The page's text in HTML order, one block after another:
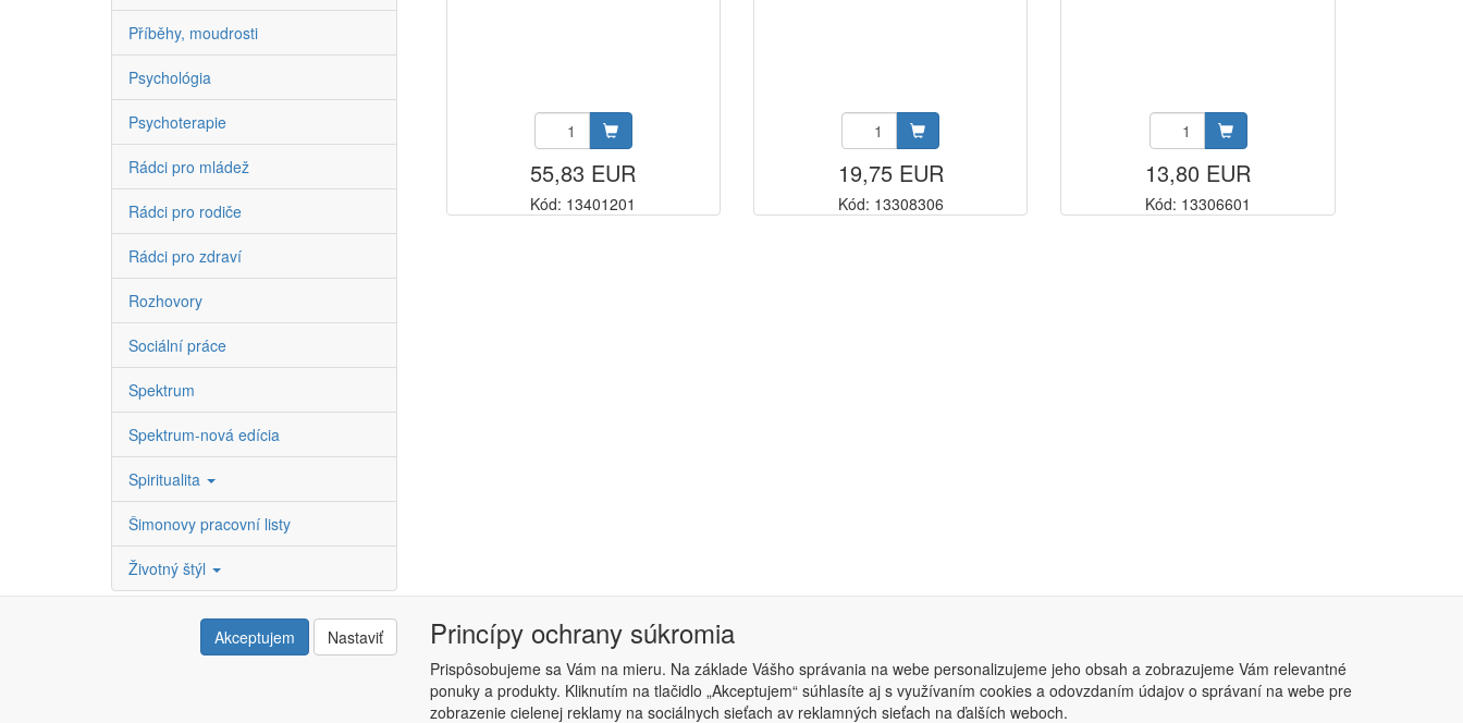
Příběhy, moudrosti
Psychológia
Psychoterapie
Rádci pro mládež
Rádci pro rodiče
Rádci pro zdraví
Rozhovory
Sociální práce
Spektrum
Spektrum-nová edícia
Spiritualita
Šimonovy pracovní listy
Životný štýl
55,83 EUR
Kód: 13401201
19,75 EUR
Kód: 13308306
13,80 EUR
Kód: 13306601
Obchodné podmienky |Nastavenie súkromia
Akceptujem Nastaviť Princípy ochrany súkromia
Prispôsobujeme sa Vám na mieru. Na základe Vášho správania na webe personalizujeme jeho obsah a zobrazujeme Vám relevantné
ponuky a produkty. Kliknutím na tlačidlo „Akceptujem“ súhlasíte aj s využívaním cookies a odovzdaním údajov o správaní na webe pre
zobrazenie cielenej reklamy na sociálnych sieťach av reklamných sieťach na ďalších weboch.